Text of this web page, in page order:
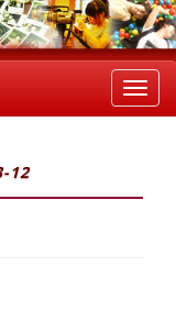
12